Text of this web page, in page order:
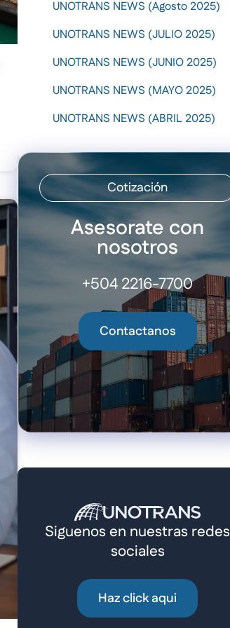
UNOTRANS NEWS (Agosto 2025)
UNOTRANS NEWS (JULIO 2025)
UNOTRANS NEWS (JUNIO 2025)
UNOTRANS NEWS (MAYO 2025)
UNOTRANS NEWS (ABRIL 2025)
Cotización
Asesorate con
nosotros
+504 2216-7700
Contactanos
Siguenos en nuestras redes
sociales
Haz click aqui